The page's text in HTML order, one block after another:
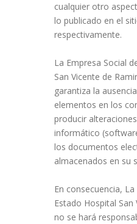
cualquier otro
lo publicado en el
respectivamente.
La Empresa Social
San Vicente de
garantiza la
elementos en los
producir
informático
los documentos
almacenados en su
En consecuencia,
Estado Hospital San
no se hará